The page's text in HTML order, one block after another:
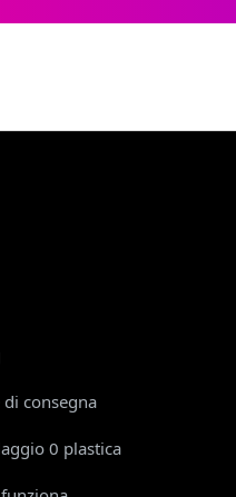
di consegna
0 plastica